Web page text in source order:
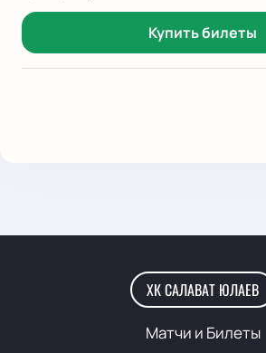
Купить билеты
ХК САЛАВАТ ЮЛАЕВ
Матчи и Билеты